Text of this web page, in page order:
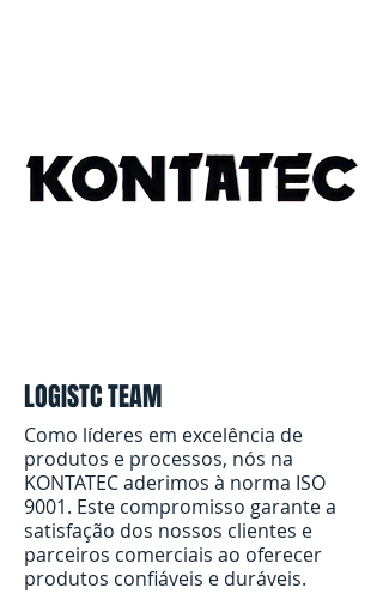
LOGISTC TEAM
Como líderes em excelência de
produtos e processos, nós na
KONTATEC aderimos à norma ISO
9001. Este compromisso garante a
satisfação dos nossos clientes e
parceiros comerciais ao oferecer
produtos confiáveis e duráveis.